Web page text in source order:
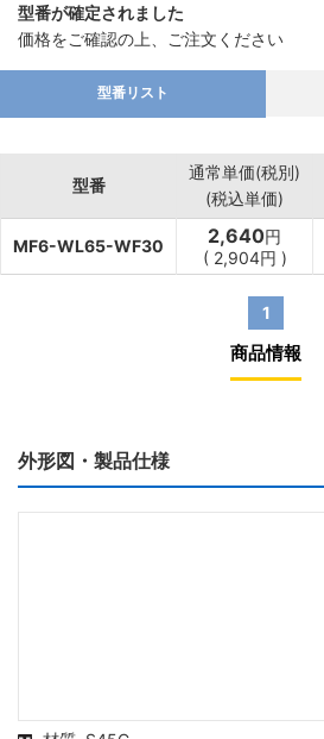
型番が確定されました
価格をご確認の上、ご注文ください
型番リスト
型番
通常単価(税別)
(税込単価)
MF6-WL65-WF30 2,640円
( 2,904円 )
1
商品情報
外形図・製品仕様